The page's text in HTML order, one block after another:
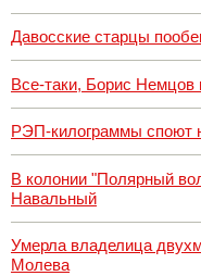
Давосские старцы
Все-таки, Борис Немцов
РЭП-килограммы споют
В колонии "Полярный
Навальный
Умерла владелица
Молева